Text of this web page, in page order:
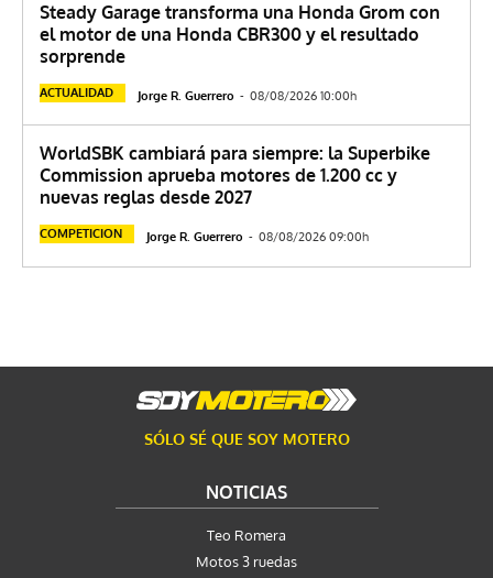
Steady Garage transforma una Honda Grom con
el motor de una Honda CBR300 y el resultado
sorprende
ACTUALIDAD Jorge R. Guerrero - 08/08/2026 10:00h
WorldSBK cambiará para siempre: la Superbike
Commission aprueba motores de 1.200 cc y
nuevas reglas desde 2027
COMPETICION Jorge R. Guerrero - 08/08/2026 09:00h
SÓLO SÉ QUE SOY MOTERO
NOTICIAS
Teo Romera
Motos 3 ruedas